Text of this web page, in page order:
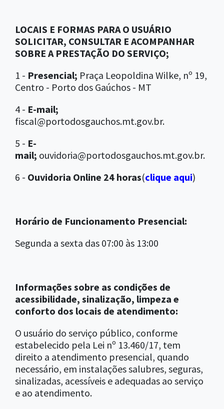
LOCAIS E FORMAS PARA O USUÁRIO
SOLICITAR, CONSULTAR E ACOMPANHAR
SOBRE A PRESTAÇÃO DO SERVIÇO;
1 - Presencial; Praça Leopoldina Wilke, nº 19,
Centro - Porto dos Gaúchos - MT
4 - E-mail;
fiscal@portodosgauchos.mt.gov.br.
5 - E-
mail; ouvidoria@portodosgauchos.mt.gov.br.
6 - Ouvidoria Online 24 horas(clique aqui)
Horário de Funcionamento Presencial:
Segunda a sexta das 07:00 às 13:00
Informações sobre as condições de
acessibilidade, sinalização, limpeza e
conforto dos locais de atendimento:
O usuário do serviço público, conforme
estabelecido pela Lei nº 13.460/17, tem
direito a atendimento presencial, quando
necessário, em instalações salubres, seguras,
sinalizadas, acessíveis e adequadas ao serviço
e ao atendimento.